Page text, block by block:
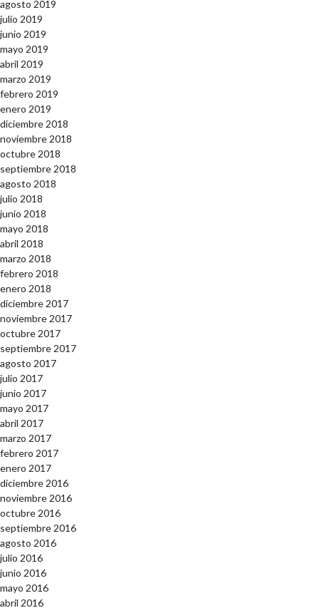
agosto 2019
julio 2019
junio 2019
mayo 2019
abril 2019
marzo 2019
febrero 2019
enero 2019
diciembre 2018
noviembre 2018
octubre 2018
septiembre 2018
agosto 2018
julio 2018
junio 2018
mayo 2018
abril 2018
marzo 2018
febrero 2018
enero 2018
diciembre 2017
noviembre 2017
octubre 2017
septiembre 2017
agosto 2017
julio 2017
junio 2017
mayo 2017
abril 2017
marzo 2017
febrero 2017
enero 2017
diciembre 2016
noviembre 2016
octubre 2016
septiembre 2016
agosto 2016
julio 2016
junio 2016
mayo 2016
abril 2016